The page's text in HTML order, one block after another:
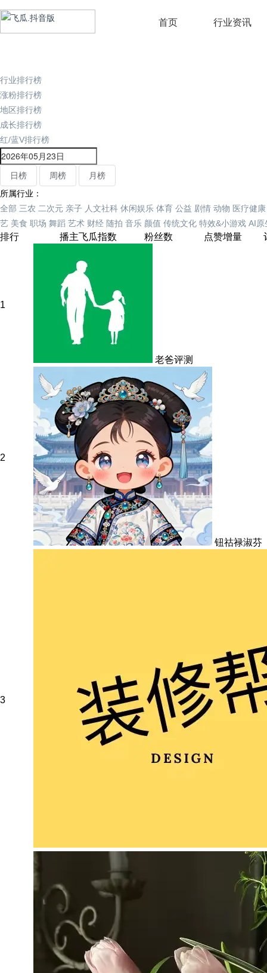
首页 行业资讯
行业排行榜
涨粉排行榜
地区排行榜
成长排行榜
红/蓝V排行榜
日榜 周榜
月榜
所属行业：
全部 三农 二次元 亲子 人文社科 休闲娱乐 体育 公益 剧情 动物 医疗健康
艺 美食 职场 舞蹈 艺术 财经 随拍 音乐 颜值 传统文化 特效&小游戏 AI原
排行 播主飞瓜指数 粉丝数 点赞增量
1
老爸评测
2
钮祜禄淑芬
3